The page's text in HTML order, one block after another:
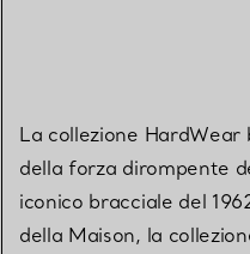
La collezione HardWear
della forza dirompente
iconico bracciale del
della Maison, la